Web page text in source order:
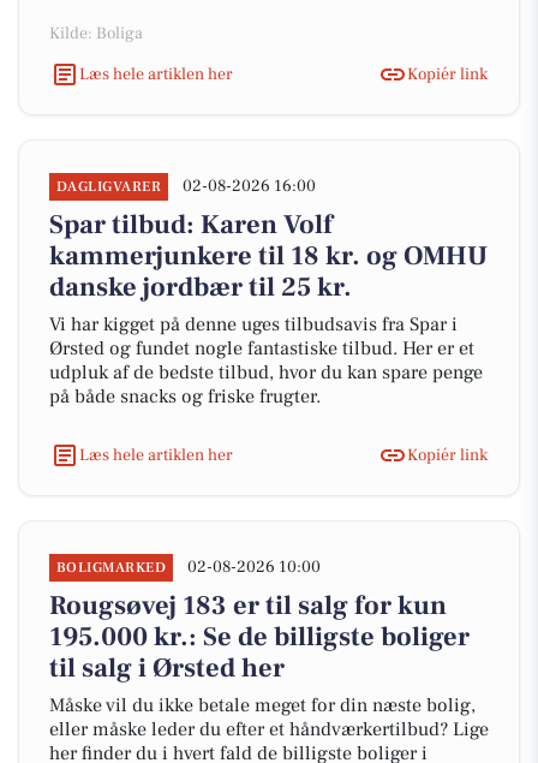
Kilde: Boliga
Læs hele artiklen her
Kopiér link
DAGLIGVARER 02-08-2026 16:00
Spar tilbud: Karen Volf
kammerjunkere til 18 kr. og OMHU
danske jordbær til 25 kr.
Vi har kigget på denne uges tilbudsavis fra Spar i
Ørsted og fundet nogle fantastiske tilbud. Her er et
udpluk af de bedste tilbud, hvor du kan spare penge
på både snacks og friske frugter.
Læs hele artiklen her Kopiér link
BOLIGMARKED 02-08-2026 10:00
Rougsøvej 183 er til salg for kun
195.000 kr.: Se de billigste boliger
til salg i Ørsted her
Måske vil du ikke betale meget for din næste bolig,
eller måske leder du efter et håndværkertilbud? Lige
her finder du i hvert fald de billigste boliger i